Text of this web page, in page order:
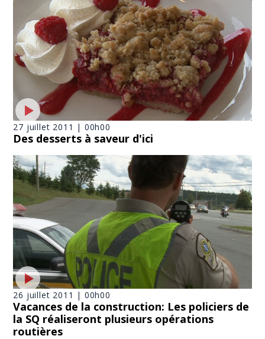
27 juillet 2011 | 00h00
Des desserts à saveur d'ici
26 juillet 2011 | 00h00
Vacances de la construction: Les policiers de
la SQ réaliseront plusieurs opérations
routières